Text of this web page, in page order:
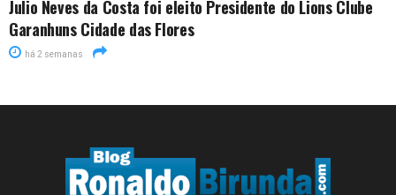
Julio Neves da Costa foi eleito Presidente do Lions Clube
Garanhuns Cidade das Flores
há 2 semanas